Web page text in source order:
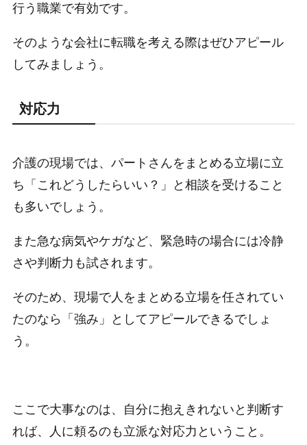
行う職業で有効です。
そのような会社に転職を考える際はぜひアピール
してみましょう。
対応力
介護の現場では、パートさんをまとめる立場に立
ち「これどうしたらいい？」と相談を受けること
も多いでしょう。
また急な病気やケガなど、緊急時の場合には冷静
さや判断力も試されます。
そのため、現場で人をまとめる立場を任されてい
たのなら「強み」としてアピールできるでしょ
う。
ここで大事なのは、自分に抱えきれないと判断す
れば、人に頼るのも立派な対応力ということ。